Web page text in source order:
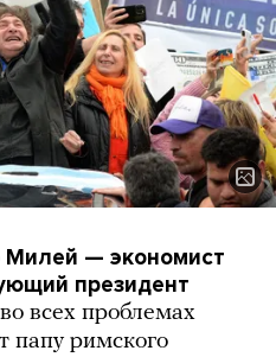
Милей — экономист
президент
всех проблемах
папу римского